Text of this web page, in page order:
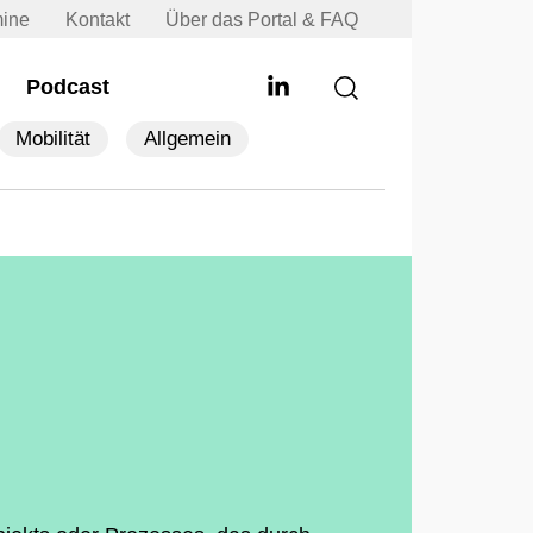
Kontakt Über das Portal & FAQ
Podcast
Mobilität Allgemein